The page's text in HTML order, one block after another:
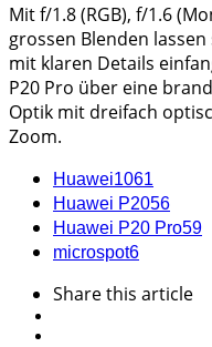
Mit f/1.8 (RGB), f/1.6
grossen Blenden
mit klaren Details
P20 Pro über eine
Optik mit dreifach
Zoom.
Huawei1061
Huawei P2056
Huawei P20 Pro59
microspot6
Sharethis article